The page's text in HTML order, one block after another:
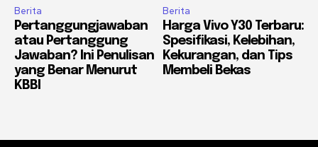
Berita
Pertanggungjawaban
atau Pertanggung
Jawaban? Ini Penulisan
yang Benar Menurut
KBBI
Berita
Harga Vivo Y30 Terbaru:
Spesifikasi, Kelebihan,
Kekurangan, dan Tips
Membeli Bekas